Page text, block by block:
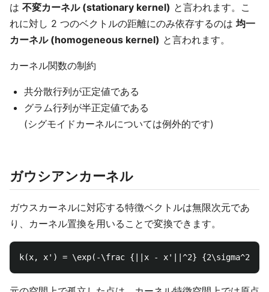
は 不変カーネル (stationary kernel) と言われます。こ
れに対し 2 つのベクトルの距離にのみ依存するのは 均一
カーネル (homogeneous kernel) と言われます。
カーネル関数の制約
共分散行列が正定値である
グラム行列が半正定値である
(シグモイドカーネルについては例外的です)
ガウシアンカーネル
ガウスカーネルに対応する特徴ベクトルは無限次元であ
り、カーネル置換を用いることで変換できます。